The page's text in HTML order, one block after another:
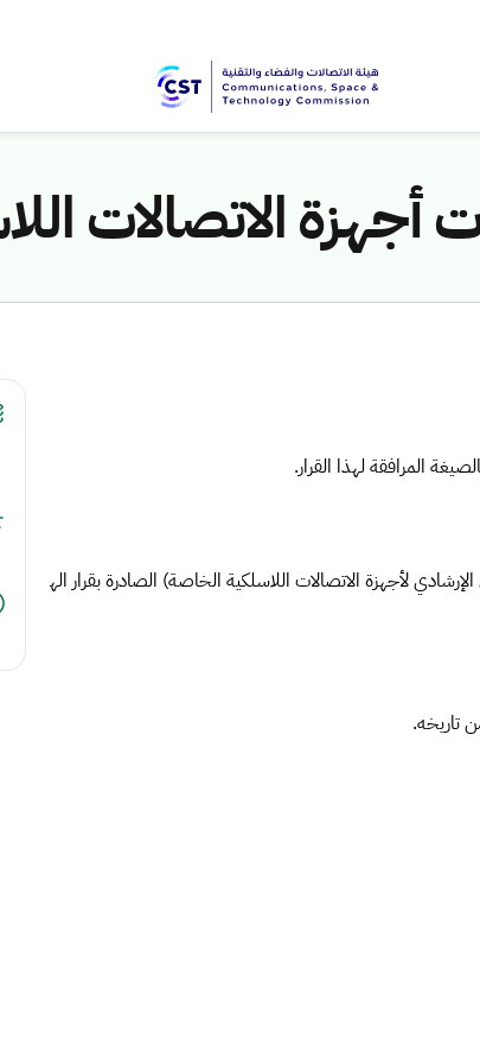
الاتصالات
المرافقة لهذا القرار.
لأجهزة الاتصالات اللاسلكية الخاصة) الصادرة بقرار اله
تاريخه.